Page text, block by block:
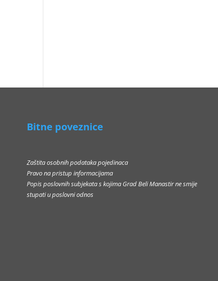
Bitne poveznice
Zaštita osobnih podataka pojedinaca
Pravo na pristup informacijama
Popis poslovnih subjekata s kojima Grad Beli Manastir ne smije
stupati u poslovni odnos